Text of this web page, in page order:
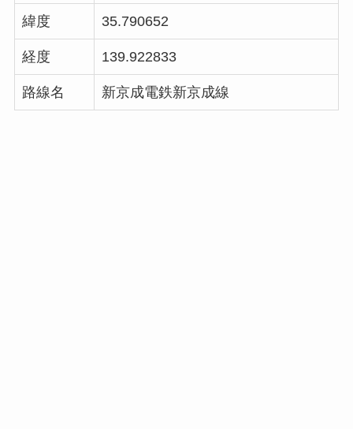
緯度 35.790652
経度 139.922833
路線名 新京成電鉄新京成線